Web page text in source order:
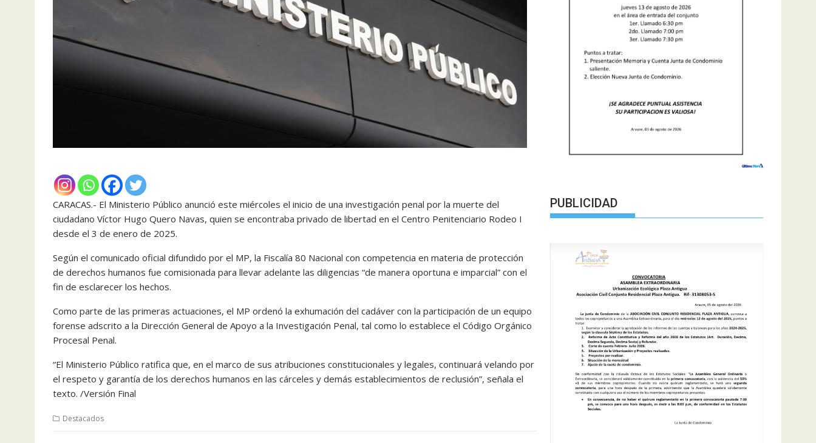
CARACAS.- El Ministerio Público anunció este miércoles el inicio de una investigación penal por la muerte del
ciudadano Víctor Hugo Quero Navas, quien se encontraba privado de libertad en el Centro Penitenciario Rodeo I
desde el 3 de enero de 2025.
Según el comunicado oficial difundido por el MP, la Fiscalía 80 Nacional con competencia en materia de protección
de derechos humanos fue comisionada para llevar adelante las diligencias “de manera oportuna e imparcial” con el
fin de esclarecer los hechos.
Como parte de las primeras actuaciones, el MP ordenó la exhumación del cadáver con la participación de un equipo
forense adscrito a la Dirección General de Apoyo a la Investigación Penal, tal como lo establece el Código Orgánico
Procesal Penal.
“El Ministerio Público ratifica que, en el marco de sus atribuciones constitucionales y legales, continuará velando por
el respeto y garantía de los derechos humanos en las cárceles y demás establecimientos de reclusión”, señala el
texto. /Versión Final
Destacados
PUBLICIDAD